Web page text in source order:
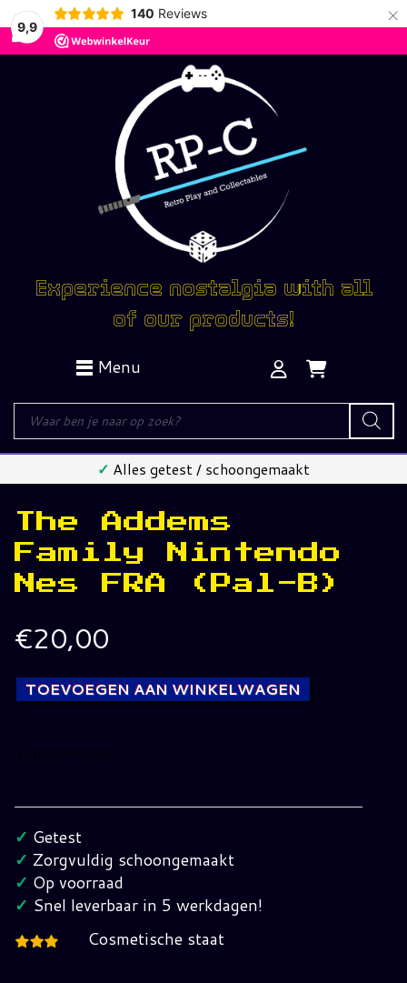
9,9
140 Reviews ×
Experience nostalgia with all
of our products!
Menu
Producten
zoeken
✓ Alles getest / schoongemaakt
The Addems
Family Nintendo
Nes FRA (Pal-B)
€20,00
TOEVOEGEN AAN WINKELWAGEN
1 op voorraad
Addems
Family
Nintendo
Nes
FRA
B)
✓ Getest
✓ Zorgvuldig schoongemaakt
✓ Op voorraad
✓ Snel leverbaar in 5 werkdagen!
Cosmetische staat